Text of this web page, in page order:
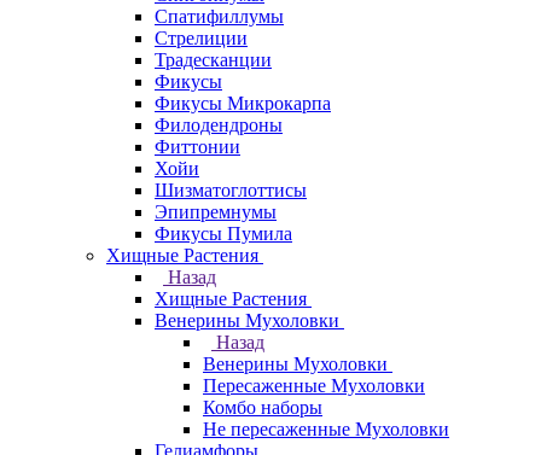
Спатифиллумы
Стрелиции
Традесканции
Фикусы
Фикусы Микрокарпа
Филодендроны
Фиттонии
Хойи
Шизматоглоттисы
Эпипремнумы
Фикусы Пумила
Хищные Растения
Назад
Хищные Растения
Венерины Мухоловки
Назад
Венерины Мухоловки
Пересаженные Мухоловки
Комбо наборы
Не пересаженные Мухоловки
Гелиамфоры